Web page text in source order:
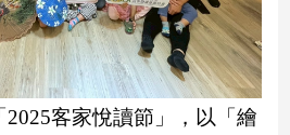
客家悅讀節」，以「繪